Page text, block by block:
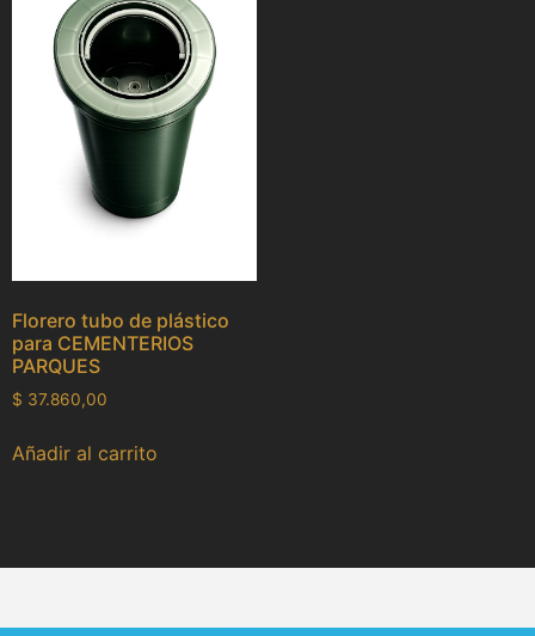
Florero tubo de plástico
para CEMENTERIOS
PARQUES
$ 37.860,00
Añadir al carrito